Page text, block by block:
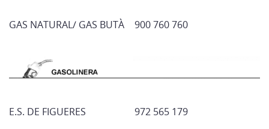
GAS NATURAL/ GAS BUTÀ 900 760 760
E.S. DE FIGUERES 972 565 179